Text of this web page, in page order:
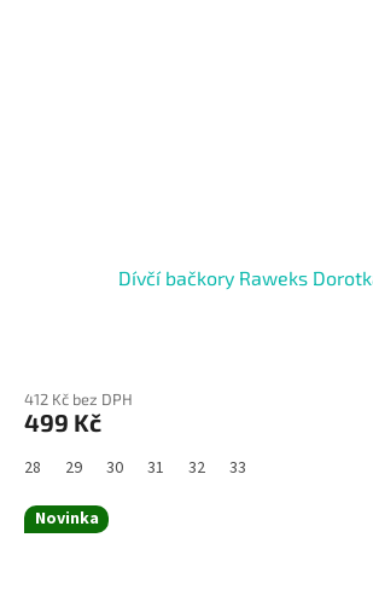
Dívčí bačkory Raweks
412 Kč bez DPH
499 Kč
28 29 30 31 32 33
Novinka